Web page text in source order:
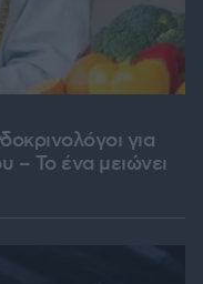
για
– Το ένα μειώνει